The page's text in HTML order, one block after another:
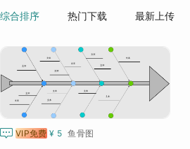
综合排序
热门下载 最新上传
 VIP免费 ¥ 5 鱼骨图